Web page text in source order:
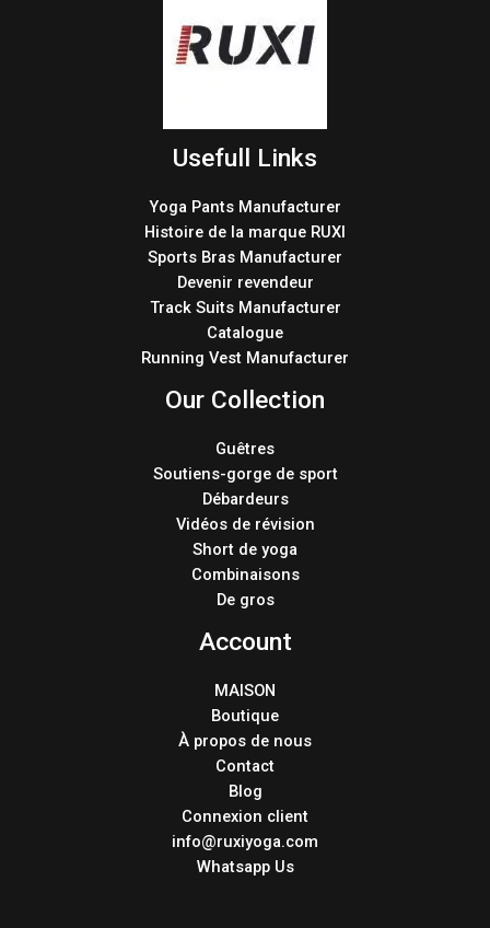
Usefull Links
Yoga Pants Manufacturer
Histoire de la marque RUXI
Sports Bras Manufacturer
Devenir revendeur
Track Suits Manufacturer
Catalogue
Running Vest Manufacturer
Our Collection
Guêtres
Soutiens-gorge de sport
Débardeurs
Vidéos de révision
Short de yoga
Combinaisons
De gros
Account
MAISON
Boutique
À propos de nous
Contact
Blog
Connexion client
info@ruxiyoga.com
Whatsapp Us